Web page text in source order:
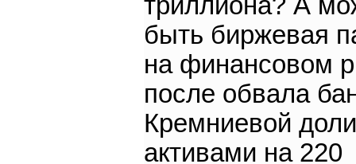
быть биржевая
на финансовом
после обвала
Кремниевой
активами на 220